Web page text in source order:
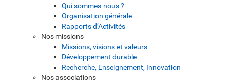
Qui sommes-nous ?
Organisation générale
Rapports d’Activités
Nos missions
Missions, visions et valeurs
Développement durable
Recherche, Enseignement, Innovation
Nos associations